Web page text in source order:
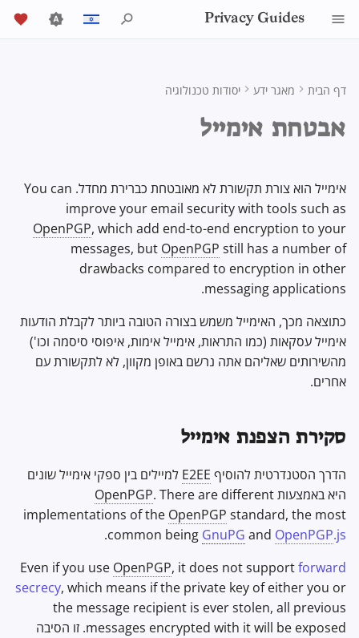
Privacy Guides
ה
ל
י
ד
כ
י
ל
ל
ל
ח
ש
中文 (繁體)
中文 (繁體，台灣)
אילו לקוחות אימייל תומכים ב -
E2EE
?
כיצד אוכל להגן על המפתחות
הפרטיים שלי?
סקירה כללית של מטא נתונים בדוא"ל
מי יכול לצפות במטא נתונים של
דוא"ל?
E2EE
?
Private Payments
סוגי רשתות תקשורת
Linux Overview
macOS Overview
סקירה כללית של Qubes
File Management גלישה באינטרנט דפדפני אינטרנט לנייד
Browser Extensions ספקים
ספקי DNS
Email Aliasing
שירותי אימייל
Photo Management
תוכנה
מטבעות קריפטוגרפיים
Data and Metadata
Redaction
לקוחות אימייל
תוכנת הצפנה
Health and Wellness
Language Tools
Maps and Navigation
Authentication
מערכות הפעלה
קושחת הנתב
מתקדם
Expand Your Perspective
Support The Community
Build Alliances
Uphold Integrity
חברי הצוות
Policies
Executive Policy
Privacy Policy
Notices and Disclaimers קהילה
שירותים מקוונים
קוד התנהגות
Traffic Statistics
דף הבית מאגר ידע יסודות טכנולוגיה
אבטחת אימייל
אימייל הוא צורת תקשורת לא מאובטחת כברירת מחדל. You can
improve your email security with tools such as
OpenPGP, which add end-to-end encryption to your
messages, but OpenPGP still has a number of
drawbacks compared to encryption in other
messaging applications.
כתוצאה מכך, האימייל משמש בצורה הטובה ביותר לקבלת הודעות
אימייל עסקאות (כמו התראות, אימייל אימות, איפוסי סיסמה וכו')
מהשירותים שאליהם אתה נרשם באופן מקוון, לא לתקשורת עם
אחרים.
סקירת הצפנת אימייל
הדרך הסטנדרטית להוסיף E2EE למיילים בין ספקי אימייל שונים
היא באמצעות
OpenPGP. There are different
implementations of the OpenPGP standard, the most
common being GnuPG and OpenPGP.js
.
Even if you use OpenPGP, it does not supportforward
secrecy, which means if the private key of either you or
the message recipient is ever stolen, all previous
messages encrypted with it will be exposed. זו הסיבה